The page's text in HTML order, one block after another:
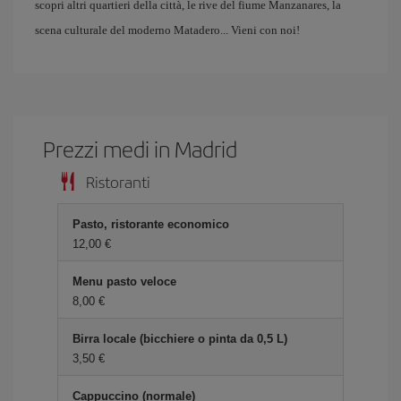
scopri altri quartieri della città, le rive del fiume Manzanares, la
scena culturale del moderno Matadero... Vieni con noi!
Prezzi medi in Madrid
Ristoranti
Pasto, ristorante economico
12,00 €
Menu pasto veloce
8,00 €
Birra locale (bicchiere o pinta da 0,5 L)
3,50 €
Cappuccino (normale)